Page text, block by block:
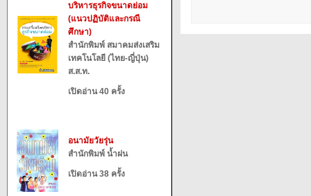
บริหารธุรกิจขนาดย่อม
(แนวปฏิบัติและกรณี
ศึกษา)
สำนักพิมพ์ สมาคมส่งเสริม
เทคโนโลยี (ไทย-ญี่ปุ่น)
ส.ส.ท.
เปิดอ่าน 40 ครั้ง
อนามัยวัยรุ่น
สำนักพิมพ์ น้ำฝน
เปิดอ่าน 38 ครั้ง